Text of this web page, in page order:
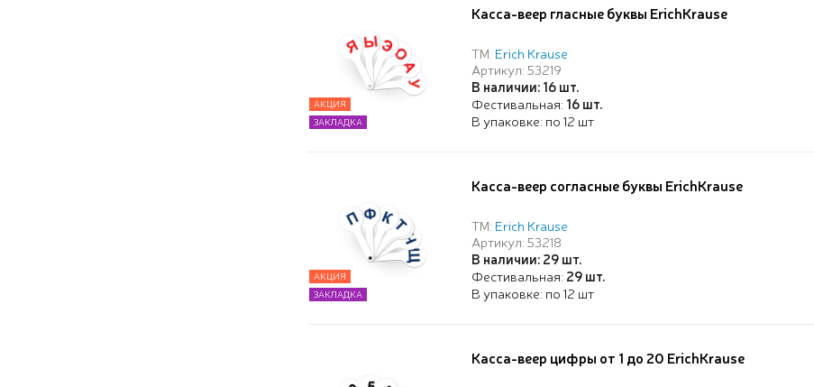
Касса-веер гласные буквы ErichKrause
ТМ: Erich Krause
Артикул: 53219
В наличии: 16 шт.
Фестивальная: 16 шт.
В упаковке: по 12 шт
АКЦИЯ
ЗАКЛАДКА
Касса-веер согласные буквы ErichKrause
ТМ: Erich Krause
Артикул: 53218
В наличии: 29 шт.
Фестивальная: 29 шт.
В упаковке: по 12 шт
АКЦИЯ
ЗАКЛАДКА
Касса-веер цифры от 1 до 20 ErichKrause